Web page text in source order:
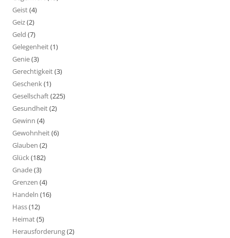
Geist(4)
Geiz(2)
Geld (7)
Gelegenheit(1)
Genie(3)
Gerechtigkeit(3)
Geschenk(1)
Gesellschaft(225)
Gesundheit(2)
Gewinn (4)
Gewohnheit(6)
Glauben (2)
Glück(182)
Gnade(3)
Grenzen (4)
Handeln (16)
Hass(12)
Heimat(5)
Herausforderung(2)